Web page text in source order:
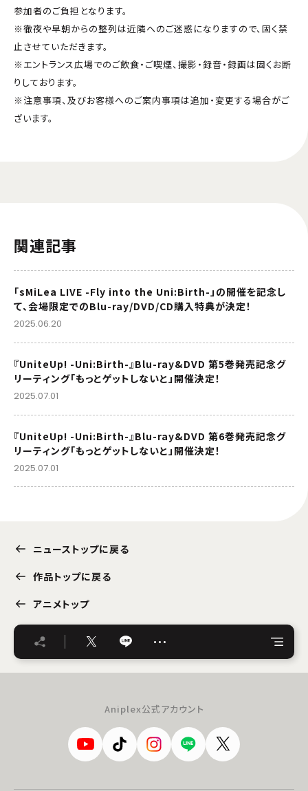
参加者のご負担となります。
※徹夜や早朝からの整列は近隣へのご迷惑になりますので、固く禁
止させていただきます。
※エントランス広場でのご飲食・ご喫煙、撮影・録音・録画は固くお断
りしております。
※注意事項、及びお客様へのご案内事項は追加・変更する場合がご
ざいます。
関連記事
「sMiLea LIVE -Fly into the Uni:Birth-」の開催を記念し
て、会場限定でのBlu-ray/DVD/CD購入特典が決定！
2025.06.20
『UniteUp! -Uni:Birth-』Blu-ray&DVD 第5巻発売記念グ
リーティング「もっとゲットしないと」開催決定！
2025.07.01
『UniteUp! -Uni:Birth-』Blu-ray&DVD 第6巻発売記念グ
リーティング「もっとゲットしないと」開催決定！
2025.07.01
ニューストップに戻る
作品トップに戻る
アニメトップ
…
Aniplex公式アカウント